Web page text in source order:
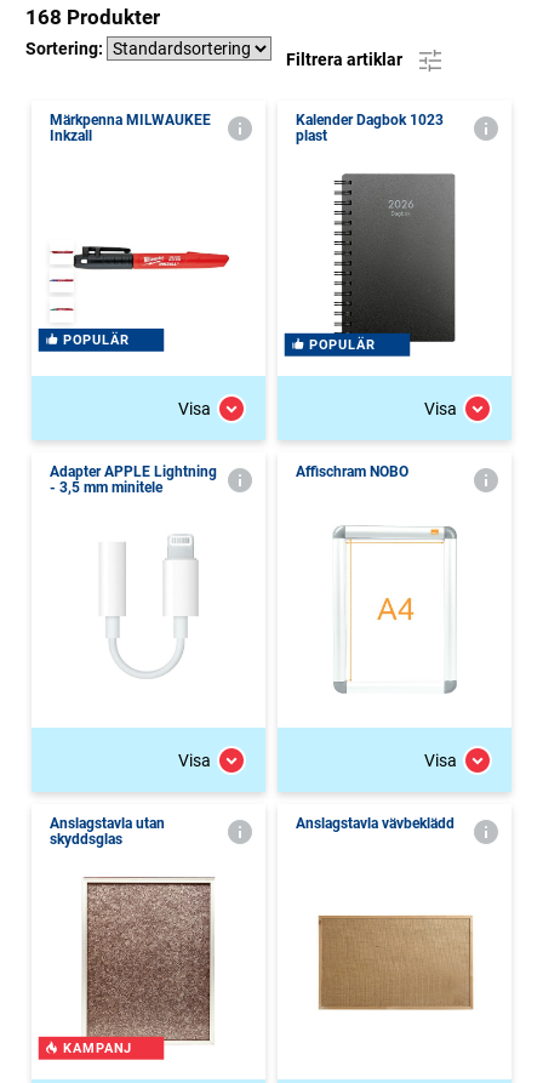
168 Produkter
Sortering:
Filtrera artiklar
Märkpenna MILWAUKEE
Inkzall
POPULÄR
Visa
Kalender Dagbok 1023
plast
POPULÄR
Visa
Adapter APPLE Lightning
- 3,5 mm minitele
Visa
Affischram NOBO
Visa
Anslagstavla utan
skyddsglas
KAMPANJ
Anslagstavla vävbeklädd